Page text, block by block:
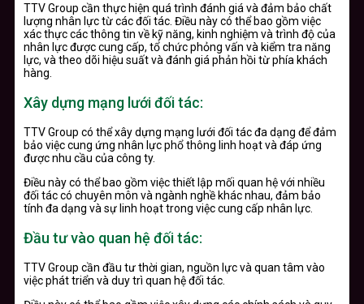
TTV Group cần thực hiện quá trình đánh giá và đảm bảo chất
lượng nhân lực từ các đối tác. Điều này có thể bao gồm việc
xác thực các thông tin về kỹ năng, kinh nghiệm và trình độ của
nhân lực được cung cấp, tổ chức phỏng vấn và kiểm tra năng
lực, và theo dõi hiệu suất và đánh giá phản hồi từ phía khách
hàng.
Xây dựng mạng lưới đối tác:
TTV Group có thể xây dựng mạng lưới đối tác đa dạng để đảm
bảo việc cung ứng nhân lực phổ thông linh hoạt và đáp ứng
được nhu cầu của công ty.
Điều này có thể bao gồm việc thiết lập mối quan hệ với nhiều
đối tác có chuyên môn và ngành nghề khác nhau, đảm bảo
tính đa dạng và sự linh hoạt trong việc cung cấp nhân lực.
Đầu tư vào quan hệ đối tác:
TTV Group cần đầu tư thời gian, nguồn lực và quan tâm vào
việc phát triển và duy trì quan hệ đối tác.